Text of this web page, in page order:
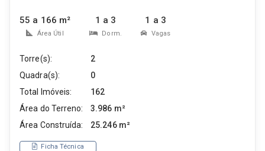
55 a 166 m²
Área Útil
1 a 3
Dorm.
1 a 3
Vagas
Torre(s):
2
Quadra(s):
0
Total Imóveis:
162
Área do Terreno:
3.986 m²
Área Construída:
25.246 m²
Ficha Técnica